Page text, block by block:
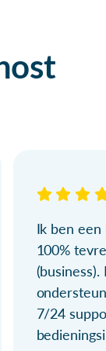
Ik ben een
100%
7/24